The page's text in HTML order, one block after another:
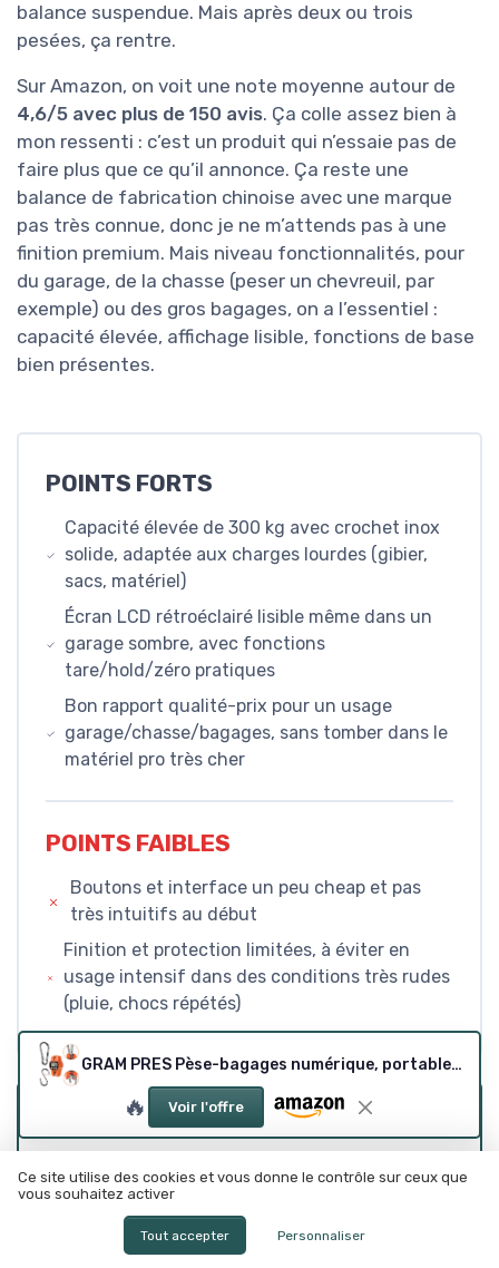
balance suspendue. Mais après deux ou trois
pesées, ça rentre.
Sur Amazon, on voit une note moyenne autour de
4,6/5 avec plus de 150 avis. Ça colle assez bien à
mon ressenti : c’est un produit qui n’essaie pas de
faire plus que ce qu’il annonce. Ça reste une
balance de fabrication chinoise avec une marque
pas très connue, donc je ne m’attends pas à une
finition premium. Mais niveau fonctionnalités, pour
du garage, de la chasse (peser un chevreuil, par
exemple) ou des gros bagages, on a l’essentiel :
capacité élevée, affichage lisible, fonctions de base
bien présentes.
POINTS FORTS
Capacité élevée de 300 kg avec crochet inox
solide, adaptée aux charges lourdes (gibier,
sacs, matériel)
Écran LCD rétroéclairé lisible même dans un
garage sombre, avec fonctions
tare/hold/zéro pratiques
Bon rapport qualité-prix pour un usage
garage/chasse/bagages, sans tomber dans le
matériel pro très cher
POINTS FAIBLES
Boutons et interface un peu cheap et pas
très intuitifs au début
Finition et protection limitées, à éviter en
usage intensif dans des conditions très rudes
(pluie, chocs répétés)
CONCLUSION
★★★★★
★★★★★
Au final, cette GRAM PRES 300 kg est une
GRAM PRES Pèse-bagages numérique, portable, 300 kg, pour valise, pêche, chasse en plein air, écran LCD
🔥 Voir l'offre
Ce site utilise des cookies et vous donne le contrôle sur ceux que
vous souhaitez activer
Tout accepter Personnaliser